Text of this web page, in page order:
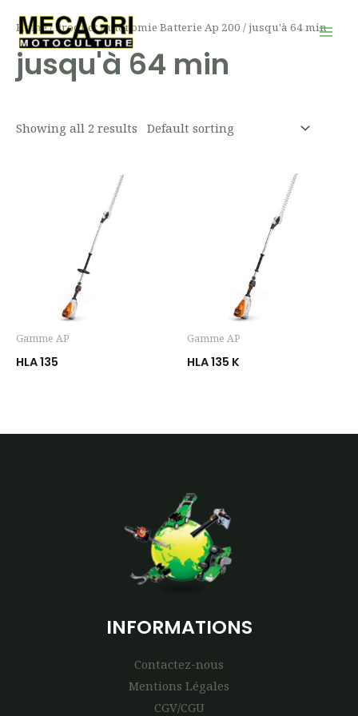
contenu
Home/ Product Autonomie Batterie Ap 200 / jusqu'à 64 min
jusqu'à 64 min
Showing all 2 results
Gamme AP
HLA 135
Gamme AP
HLA 135 K
INFORMATIONS
Contactez-nous
Mentions Légales
CGV/CGU